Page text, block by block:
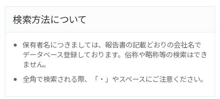
検索方法について
保有者名につきましては、報告書の記載どおりの会社名で
データベース登録しております。俗称や略称等の検索はでき
ません。
全角で検索される際、「・」やスペースにご注意ください。